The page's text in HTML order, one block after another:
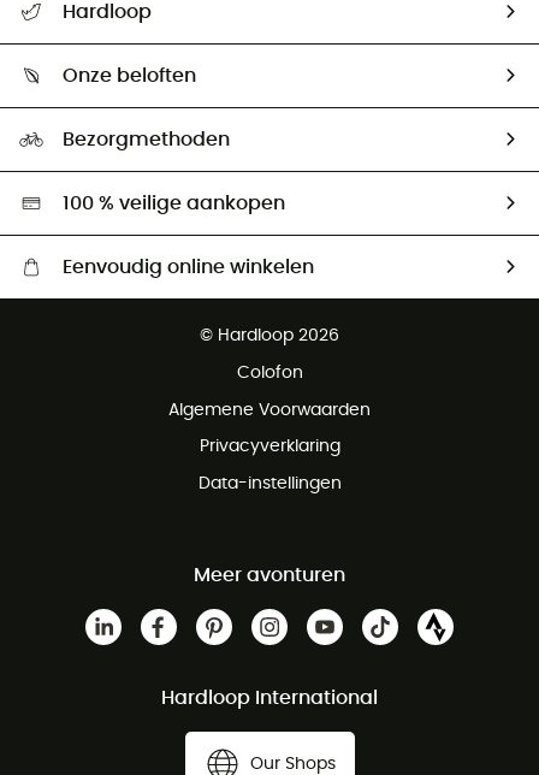
Mijn zending volgen
Retourzendingen & Terugbetalingen
Hardloop
Onze beloften
Bezorgmethoden
100 % veilige aankopen
Eenvoudig online winkelen
Gratis retourneren binnen 100 dagen
© Hardloop 2026
Colofon
Algemene Voorwaarden
Privacyverklaring
Data-instellingen
Meer avonturen
Hardloop International
Our Shops